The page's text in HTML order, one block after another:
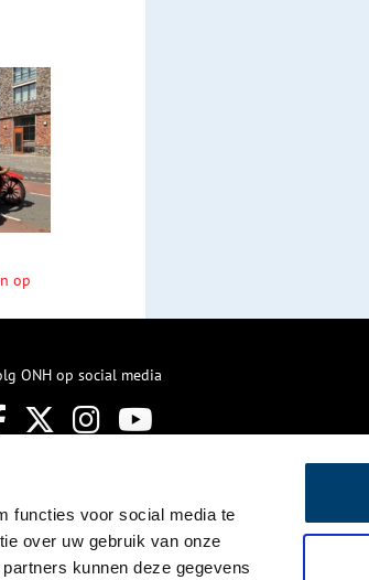
functies voor social media te
over uw gebruik van onze
kunnen deze gegevens
op
ONH op social media